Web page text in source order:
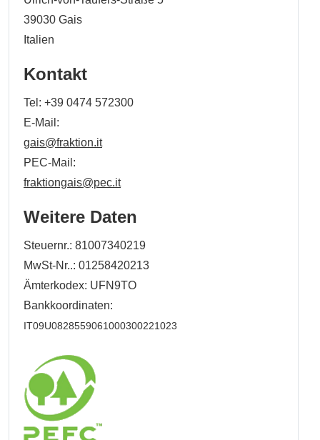
39030 Gais
Italien
Kontakt
Tel: +39 0474 572300
E-Mail:
gais@fraktion.it
PEC-Mail:
fraktiongais@pec.it
Weitere Daten
Steuernr.: 81007340219
MwSt-Nr..: 01258420213
Ämterkodex: UFN9TO
Bankkoordinaten:
IT09U0828559061000300221023